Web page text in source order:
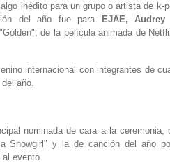
inédito para un grupo o artista de
del año fue para
EJAE,
de la película animada de
internacional con integrantes de
año.
nominada de ⁠cara a la
Showgirl" y la de canción del año
evento.